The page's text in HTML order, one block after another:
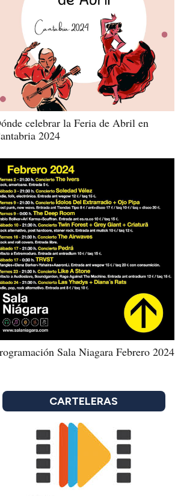
celebrar la Feria de Abril en
2024
Sala Niagara Febrero 2024
CARTELERAS